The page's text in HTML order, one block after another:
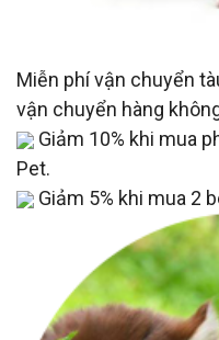
Miễn phí vận chuyển
vận chuyển hàng
Giảm 10% khi mua
Pet.
Giảm 5% khi mua 2